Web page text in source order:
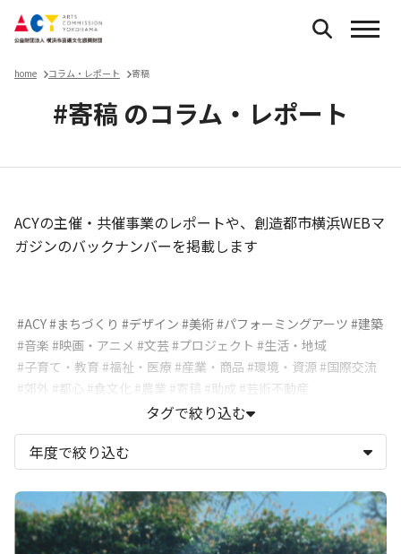
home コラム・レポート 寄稿
#寄稿 のコラム・レポート
ACYの主催・共催事業のレポートや、創造都市横浜WEBマ
ガジンのバックナンバーを掲載します
コラム・レポート
#ACY#まちづくり #デザイン #美術#パフォーミングアーツ #建築
#音楽 #映画・アニメ #文芸#プロジェクト #生活・地域
#子育て・教育 #福祉・医療 #産業・商品 #環境・資源 #国際交流
#郊外 #都心 #食文化 #農業 #寄稿 #助成 #芸術不動産
#ハマの大喜利#WBY#横浜美術館
#横浜みなとみらいホール#横浜赤レンガ倉庫1号館
#横浜にぎわい座#横浜市民ギャラリー
#横浜市民ギャラリーあざみ野#トリエンナーレ
#横濱ジャズプロムナード#TPAM/YPAM#BankART1929
#象の鼻テラス#黄金町エリアマネジメントセンター
#急な坂スタジオ
タグで絞り込む